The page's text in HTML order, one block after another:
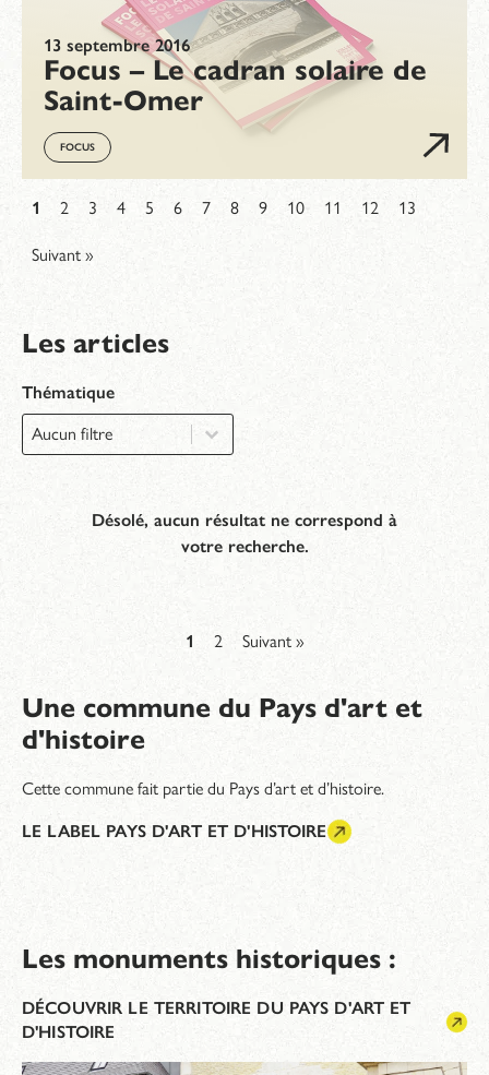
13 septembre 2016
Focus – Le cadran solaire de
Saint-Omer
FOCUS
1 2 3 4 5 6 7 8 9 10 11 12 13
Suivant »
Les articles
Thématique
Thématique
Thématique
Désolé, aucun résultat ne correspond à
votre recherche.
1 2 Suivant »
Une commune du Pays d'art et
d'histoire
Cette commune fait partie du Pays d’art et d’histoire.
LE LABEL PAYS D'ART ET D'HISTOIRE
Les monuments historiques :
DÉCOUVRIR LE TERRITOIRE DU PAYS D'ART ET
D'HISTOIRE